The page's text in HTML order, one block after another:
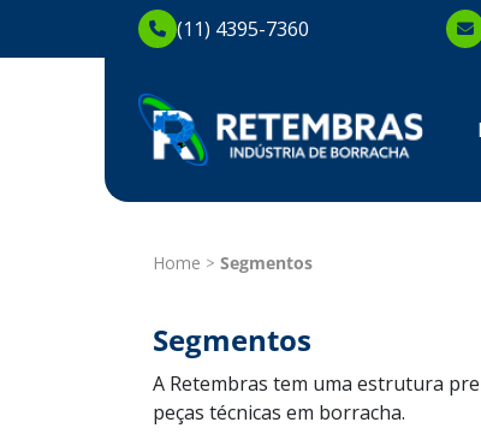
(11) 4395-7360
Home Segmentos
Segmentos
A Retembras tem uma estrutura
peças técnicas em borracha.